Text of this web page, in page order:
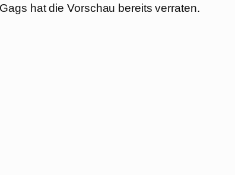
hat die Vorschau bereits verraten.